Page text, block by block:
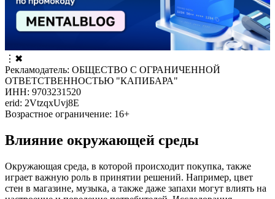
⋮ ✖
Рекламодатель: ОБЩЕСТВО С ОГРАНИЧЕННОЙ
ОТВЕТСТВЕННОСТЬЮ "КАПИБАРА"
ИНН: 9703231520
erid: 2VtzqxUvj8E
Возрастное ограничение: 16+
Влияние окружающей среды
Окружающая среда, в которой происходит покупка, также
играет важную роль в принятии решений. Например, цвет
стен в магазине, музыка, а также даже запахи могут влиять на